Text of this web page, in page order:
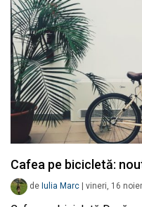
Cafea pe bicicletă:
de Iulia Marc vineri, 16